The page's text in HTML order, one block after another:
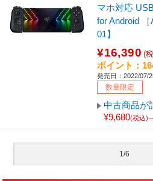
マホ対応
for Android
01】
¥16,390 (
ポイント：
発売日：2022/07/
数量限定
中古商品が
¥9,680(税込)～
1/6